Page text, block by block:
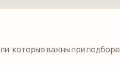
которые важны при подборе